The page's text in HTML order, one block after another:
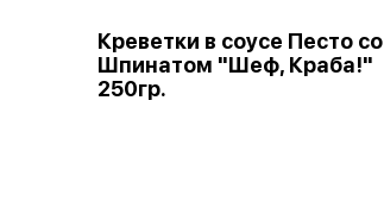
Креветки в соусе Песто со
Шпинатом "Шеф, Краба!"
250гр.